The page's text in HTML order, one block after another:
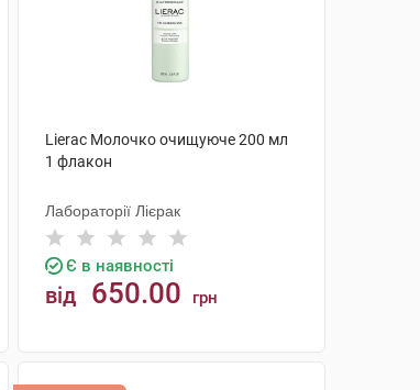
Lierac Молочко очищуюче 200 мл
1 флакон
Лабораторії Лієрак
Є в наявності
від 650.00 грн